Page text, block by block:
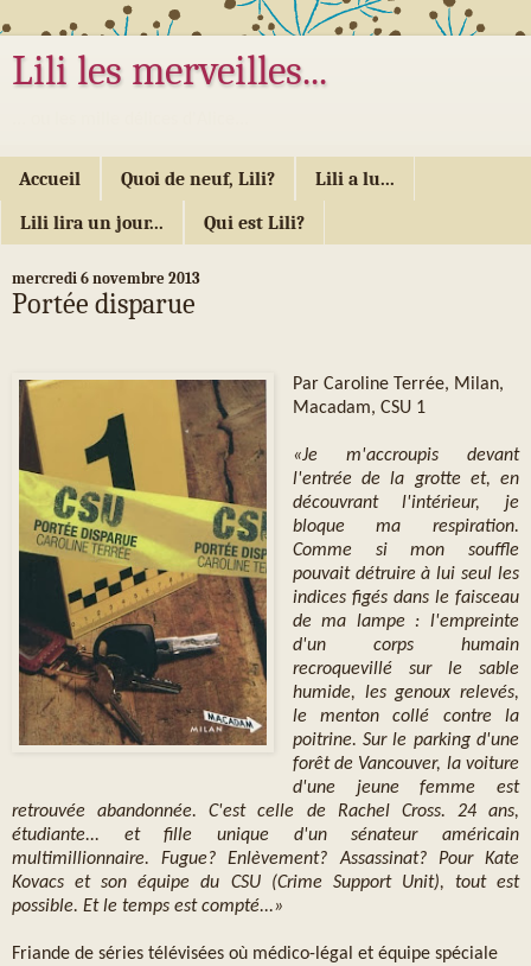
Lili les merveilles...
Accueil Quoi de neuf, Lili? Lili a lu...
Lili lira un jour... Qui est Lili?
mercredi 6 novembre 2013
Portée disparue
Par Caroline Terrée, Milan,
Macadam, CSU 1
«Je m'accroupis devant
l'entrée de la grotte et, en
découvrant l'intérieur, je
bloque ma respiration.
Comme si mon souffle
pouvait détruire à lui seul les
indices figés dans le faisceau
de ma lampe : l'empreinte
d'un corps humain
recroquevillé sur le sable
humide, les genoux relevés,
le menton collé contre la
poitrine. Sur le parking d'une
forêt de Vancouver, la voiture
d'une jeune femme est
retrouvée abandonnée. C'est celle de Rachel Cross. 24 ans,
étudiante... et fille unique d'un sénateur américain
multimillionnaire. Fugue? Enlèvement? Assassinat? Pour Kate
Kovacs et son équipe du CSU (Crime Support Unit), tout est
possible. Et le temps est compté...»
Friande de séries télévisées où médico-légal et équipe spéciale